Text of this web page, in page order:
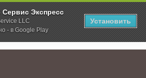
Сервис Экспресс
LLC
- в Google Play
Установить
Новости "Коммерсантъ": Плавность хода